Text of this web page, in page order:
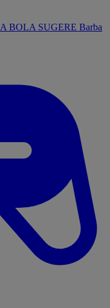
A BOLA SUGERE Barba